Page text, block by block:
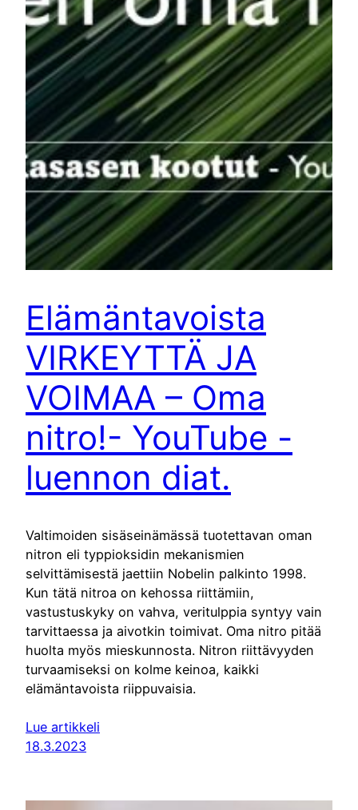
Elämäntavoista
VIRKEYTTÄ JA
VOIMAA – Oma
nitro!- YouTube -
luennon diat.
Valtimoiden sisäseinämässä tuotettavan oman
nitron eli typpioksidin mekanismien
selvittämisestä jaettiin Nobelin palkinto 1998.
Kun tätä nitroa on kehossa riittämiin,
vastustuskyky on vahva, veritulppia syntyy vain
tarvittaessa ja aivotkin toimivat. Oma nitro pitää
huolta myös mieskunnosta. Nitron riittävyyden
turvaamiseksi on kolme keinoa, kaikki
elämäntavoista riippuvaisia.
Lue artikkeli
18.3.2023